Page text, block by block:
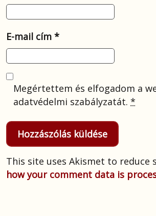
E-mail cím *
Megértettem és elfogadom a
adatvédelmi szabályzatát.*
This site uses Akismet to reduce
how your comment data is